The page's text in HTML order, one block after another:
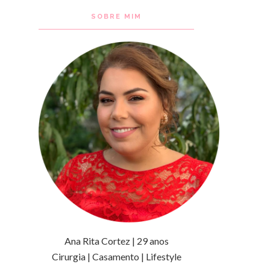
SOBRE MIM
Ana Rita Cortez | 29 anos
Cirurgia | Casamento | Lifestyle